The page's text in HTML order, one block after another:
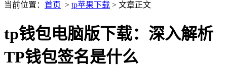
当前位置： 首页 > tp苹果下载 > 文章正文
tp钱包电脑版下载：深入解析
TP钱包签名是什么